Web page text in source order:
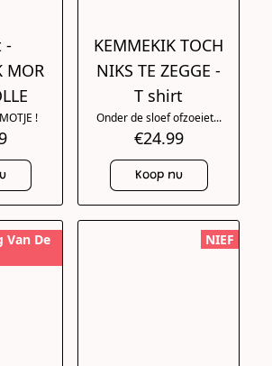
-
MOR
!
KEMMEKIK TOCH
NIKS TE ZEGGE -
T shirt
Onder de sloef ofzoeiet...
€24.99
Koop nu
Van De
NIEF